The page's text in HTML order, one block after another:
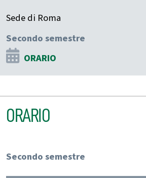
Sede di Roma
Secondo semestre
ORARIO
ORARIO
Secondo semestre